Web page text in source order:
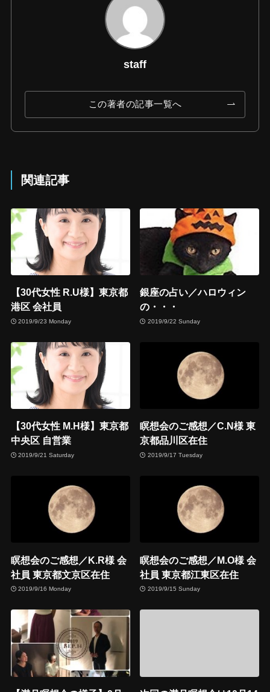
staff
この著者の記事一覧へ
関連記事
【30代女性 R.U様】東京都
港区 会社員
2019/9/23 Monday
銀座の占い／ハロウィン
の・・・
2019/9/22 Sunday
【30代女性 M.H様】東京都
中央区 自営業
2019/9/21 Saturday
瞑想会のご感想／C.N様 東
京都品川区在住
2019/9/17 Tuesday
瞑想会のご感想／K.R様 会
社員 東京都文京区在住
2019/9/16 Monday
瞑想会のご感想／M.O様 会
社員 東京都江東区在住
2019/9/15 Sunday